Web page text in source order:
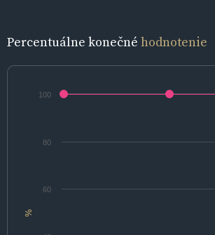
Percentuálne konečné hodnotenie
%
60
80
100